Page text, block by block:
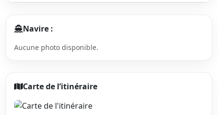
Navire :
Aucune photo disponible.
Carte de l’itinéraire